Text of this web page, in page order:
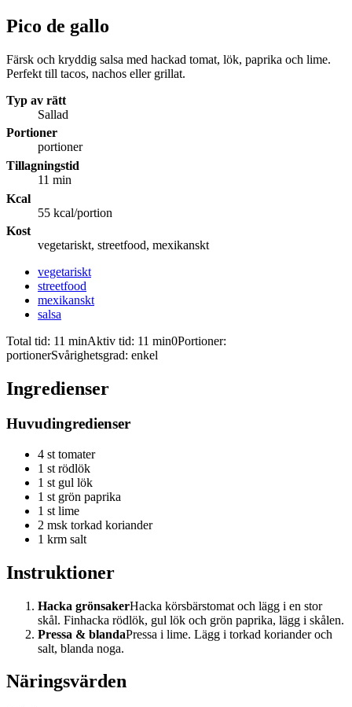
Pico de gallo
Färsk och kryddig salsa med hackad tomat, lök, paprika och lime.
Perfekt till tacos, nachos eller grillat.
Typ av rätt
Sallad
Portioner
portioner
Tillagningstid
11 min
Kcal
55 kcal/portion
Kost
vegetariskt, streetfood, mexikanskt
vegetariskt
streetfood
mexikanskt
salsa
Total tid: 11 minAktiv tid: 11 min0Portioner:
portionerSvårighetsgrad: enkel
Ingredienser
Huvudingredienser
4 st tomater
1 st rödlök
1 st gul lök
1 st grön paprika
1 st lime
2 msk torkad koriander
1 krm salt
Instruktioner
Hacka grönsakerHacka körsbärstomat och lägg i en stor
skål. Finhacka rödlök, gul lök och grön paprika, lägg i skålen.
Pressa & blandaPressa i lime. Lägg i torkad koriander och
salt, blanda noga.
Näringsvärden